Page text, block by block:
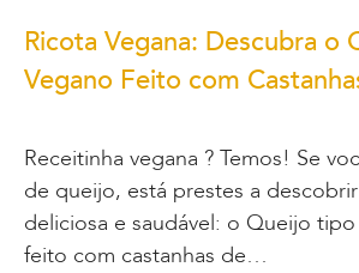
Ricota Vegana: Descubra o
Vegano Feito com
Receitinha vegana ? Temos! Se
de queijo, está prestes a
deliciosa e saudável: o Queijo
feito com castanhas de…